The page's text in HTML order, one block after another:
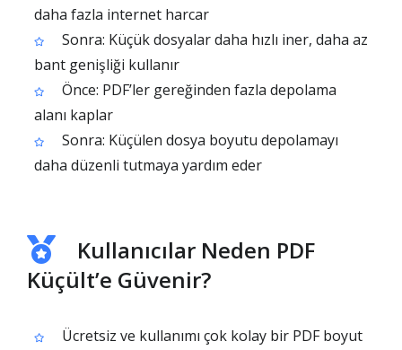
daha fazla internet harcar
Sonra: Küçük dosyalar daha hızlı iner, daha az
bant genişliği kullanır
Önce: PDF’ler gereğinden fazla depolama
alanı kaplar
Sonra: Küçülen dosya boyutu depolamayı
daha düzenli tutmaya yardım eder
Kullanıcılar Neden PDF
Küçült’e Güvenir?
Ücretsiz ve kullanımı çok kolay bir PDF boyut